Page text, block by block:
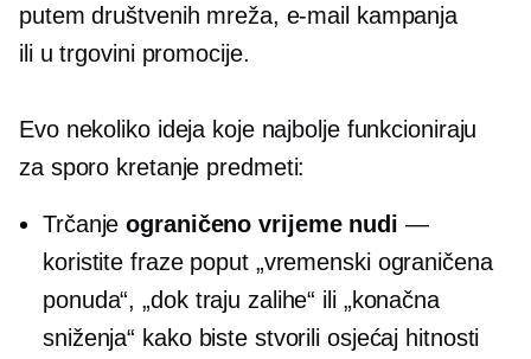
putem društvenih mreža, e-mail kampanja
ili u trgovinipromocije.
Evo nekoliko ideja koje najbolje funkcioniraju
za sporo kretanje predmeti:
Trčanjeograničeno vrijemenudi —
koristite fraze poput „vremenski ograničena
ponuda“, „dok traju zalihe“ ili „konačna
sniženja“ kako biste stvorili osjećaj hitnosti